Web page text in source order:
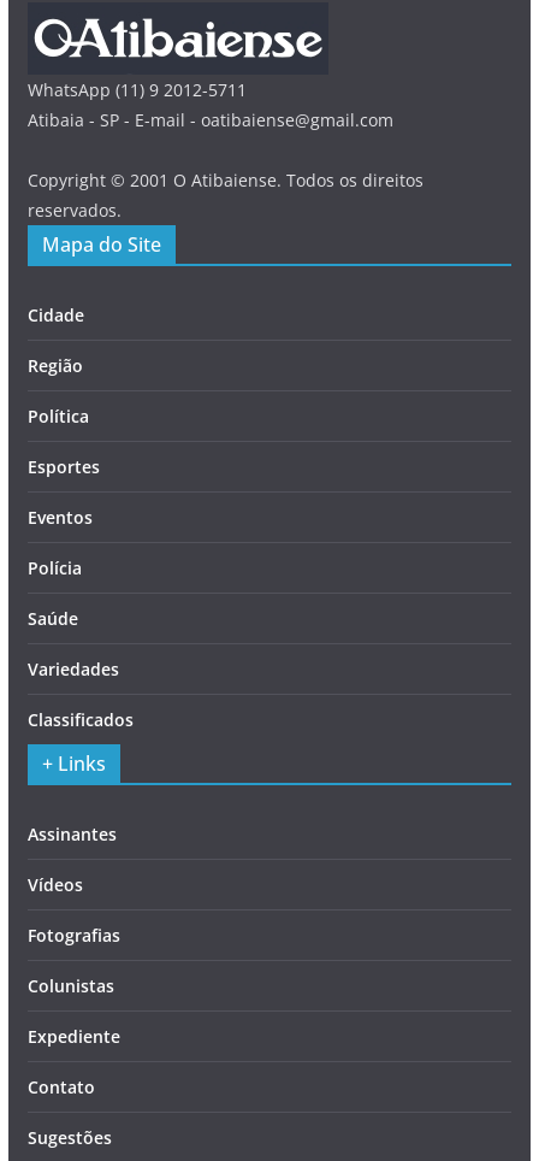
WhatsApp (11) 9 2012-5711
Atibaia - SP - E-mail - oatibaiense@gmail.com
Copyright © 2001 O Atibaiense. Todos os direitos
reservados.
Mapa do Site
Cidade
Região
Política
Esportes
Eventos
Polícia
Saúde
Variedades
Classificados
+ Links
Assinantes
Vídeos
Fotografias
Colunistas
Expediente
Contato
Sugestões